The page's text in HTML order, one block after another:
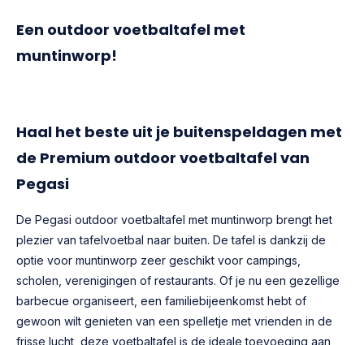
Een outdoor voetbaltafel met
muntinworp!
Haal het beste uit je buitenspeldagen met
de Premium outdoor voetbaltafel van
Pegasi
De Pegasi outdoor voetbaltafel met muntinworp brengt het
plezier van tafelvoetbal naar buiten. De tafel is dankzij de
optie voor muntinworp zeer geschikt voor campings,
scholen, verenigingen of restaurants. Of je nu een gezellige
barbecue organiseert, een familiebijeenkomst hebt of
gewoon wilt genieten van een spelletje met vrienden in de
frisse lucht, deze voetbaltafel is de ideale toevoeging aan